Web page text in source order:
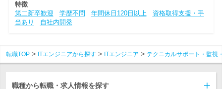
特徴
第二新卒歓迎
学歴不問 年間休日120日以上
資格取得支援・手
当あり
自社内開発
転職TOP ITエンジニアから探す ITエンジニア テクニカルサポート・監視
職種から転職・求人情報を探す